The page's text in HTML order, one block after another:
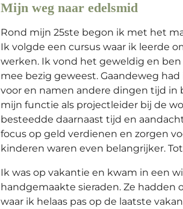
Mijn weg naar edelsmid
Rond mijn 25ste begon ik met het
Ik volgde een cursus waar ik leerde
werken. Ik vond het geweldig en ben
mee bezig geweest. Gaandeweg
voor en namen andere dingen tijd in
mijn functie als projectleider bij de
besteedde daarnaast tijd en
focus op geld verdienen en zorgen
kinderen waren even belangrijker. Tot
Ik was op vakantie en kwam in een
handgemaakte sieraden. Ze hadden
waar ik helaas pas op de laatste